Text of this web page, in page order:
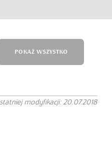
POKAŻ WSZYSTKO
modyfikacji: 20.07.2018